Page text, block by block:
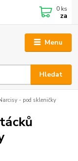
Menu
Hledat
0 ks
za
- pod skleničky